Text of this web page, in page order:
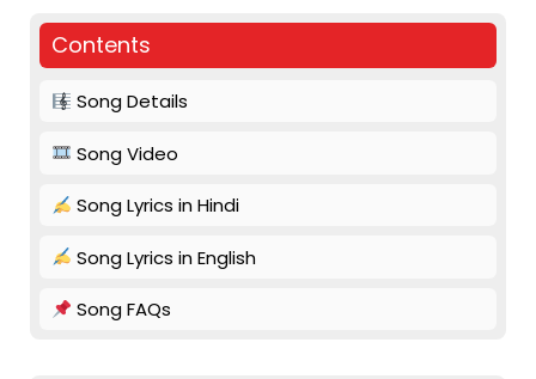
Contents
Song Details
Song Video
Song Lyrics in Hindi
Song Lyrics in English
Song FAQs